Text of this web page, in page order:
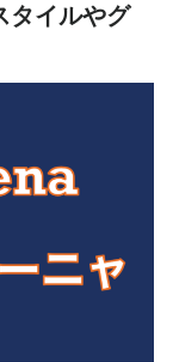
タイルやグ